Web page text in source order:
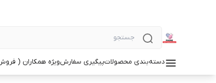
دسته‌بندی محصولاتپیگیری سفارشویژه همکاران (